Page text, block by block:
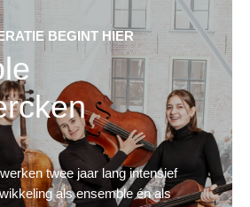
BEGINT HIER
twee jaar lang intensief
als ensemble én als